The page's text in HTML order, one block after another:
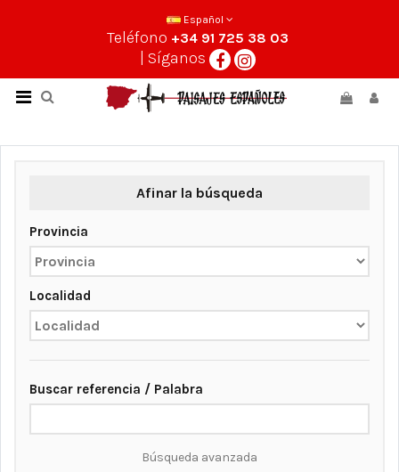
Español
Teléfono +34 91 725 38 03
| Síganos
Afinar la búsqueda
Provincia
Localidad
Buscar referencia / Palabra
Búsqueda avanzada